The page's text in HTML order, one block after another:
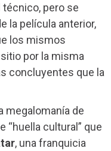
pero se
la película anterior,
los mismos
por la misma
concluyentes que la
megalomanía de
“huella cultural” que
, una franquicia